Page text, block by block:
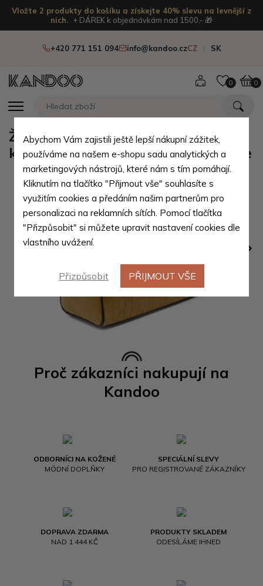
Vložte 2 produkty do košíku a získejte 40% slevu na levnější z
nich.
+ DÁREK k objednávkám nad 1500,- 🎁
+420 771 151 094 info@kandoo.czCZ SK
0 0
Proč zákazníci nakupují na
Kandoo
ODBORNÍCI NA KOŽENÉ
MÓDNÍ DOPLŇKY
SPECIÁLNÍ SLEVY
PRO REGISTROVANÉ ZÁKAZNÍKY
DOPRAVA ZDARMA
NAD 1 444 KČ
PRODUKTY SKLADEM
ODESÍLÁME IHNED
Žlutá dvouzipová dámská
kufříková kabelka do ruky Berenice
Abychom Vám zajistili ještě lepší nákupní zážitek,
používáme na našem e-shopu sadu analytických a
marketingových nástrojů, které nám s tím pomáhají.
Kliknutím na tlačítko "Přijmout vše" souhlasíte s
využitím cookies a předáním našim partnerům pro
personalizaci na reklamních sítích. Pomocí tlačítka
"Přizpůsobit" si můžete upravit nastavení cookies dle
vlastního uvážení.
Přizpůsobit PŘIJMOUT VŠE